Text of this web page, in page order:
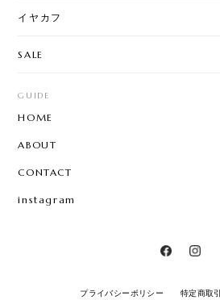
イヤカフ
SALE
GUIDE
HOME
ABOUT
CONTACT
instagram
プライバシーポリシー 特定商取